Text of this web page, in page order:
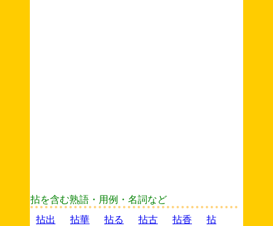
拈を含む熟語・用例・名詞など
拈出
拈華 拈る 拈古 拈香
拈